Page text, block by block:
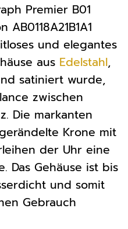
Premier B01
und elegantes
aus Edelstahl,
satiniert wurde,
zwischen
Die markanten
Krone mit
der Uhr eine
Das Gehäuse ist bis
und somit
Gebrauch